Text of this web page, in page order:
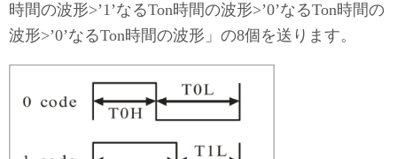
時間の波形>’1’なるTon時間の波形>’0’なるTon時間の
波形>’0’なるTon時間の波形」の8個を送ります。